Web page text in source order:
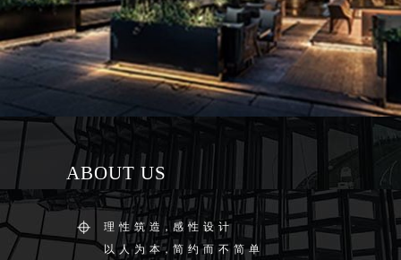
ABOUT US
理 性 筑 造，感 性 设 计
以 人 为 本，简 约 而 不 简 单